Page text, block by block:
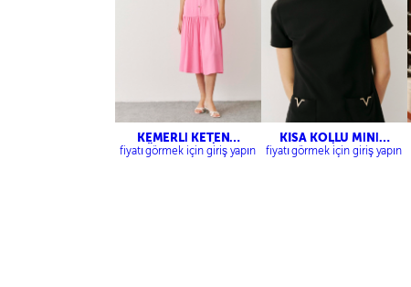
KEMERLİ KETEN
GÖMLEK ELBİSE
fiyatı görmek için giriş yapın
KISA KOLLU MİNİ
ELBİSE
fiyatı görmek için giriş yapın